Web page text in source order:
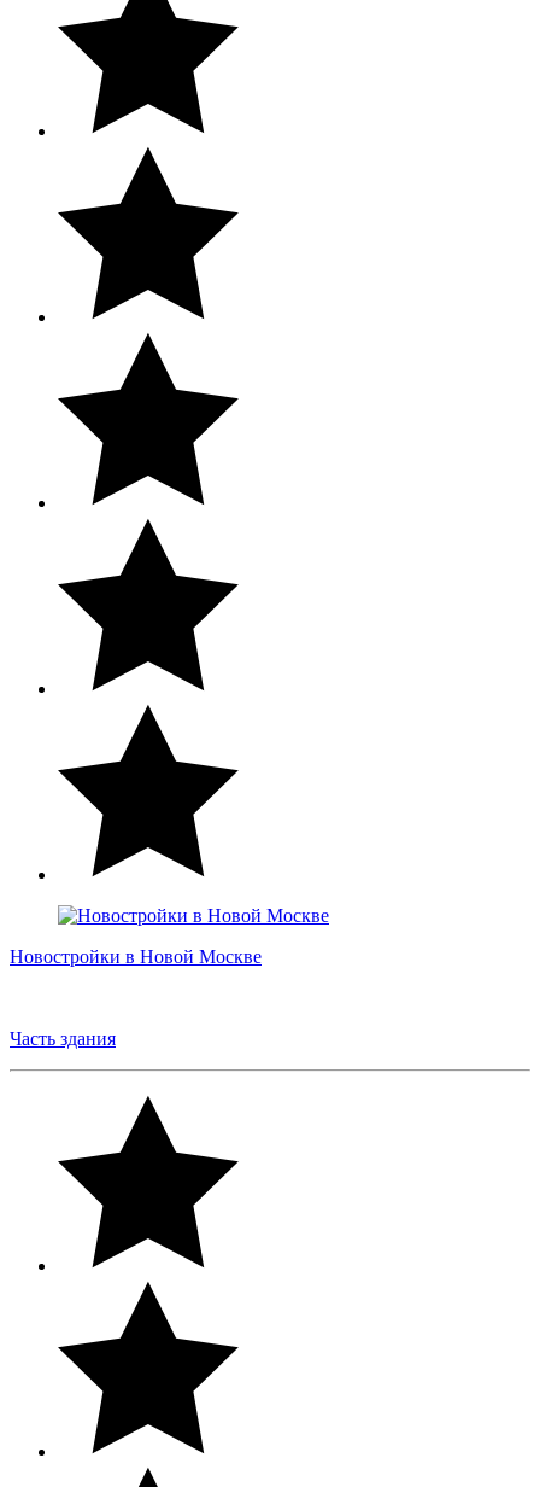
Новостройки в Новой Москве
Часть здания